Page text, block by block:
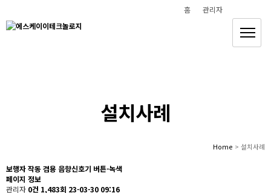
관리자
홈
설치사례
Home > 설치사례
보행자 작동 겸용 음향신호기 버튼-녹색
페이지 정보
관리자 0건 1,483회 23-03-30 09:16